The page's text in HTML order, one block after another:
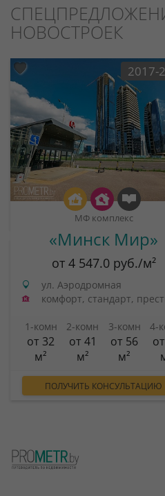
НОВОСТРОЕК
2017-
МФ комплекс
«Минск Мир»
от 4 547.0 руб./м²
ул. Аэродромная
комфорт, стандарт,
1-комн
от 32
м²
2-комн
от 41
м²
3-комн
от 56
м²
4-
ПОЛУЧИТЬ КОНСУЛЬТАЦИЮ